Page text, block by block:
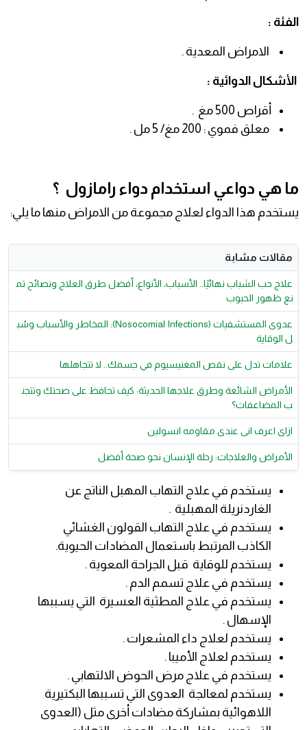
الفئة :
الامراض المعدية .
الأشكال الدوائية :
أقراص 500 مغ .
معلق فموي : 200 مغ/ 5 مل .
ما هي دواعي استخدام دواء رامازول ؟
يستخدم هذا الدواء لعلاج مجموعة من الامراض منها ما يلي:
مقالات مشابة
علاج حب الشباب نهائيًا.. الأسباب، الأنواع، أفضل طرق العلاج ونصائح تم
نع ظهور الحبوب
عدوى المستشفيات (Nosocomial Infections): المخاطر والأسباب وسُب
ل الوقاية
علامات تدل على نقص المغنيسيوم في جسمك.. لا تتجاهلها
الأمراض الشائعة وطرق علاجها الحديثة: كيف تحافظ على صحتك وتتجن
ب المضاعفات؟
ازاى اعرف انى عندى مقاومه انسولين
الأمراض والعلاجات: رحلة الإنسان نحو صحة أفضل
يستخدم في علاج التهاب المهبل الناتج عن
الغاردنريلة المهبلية .
يستخدم في علاج التهاب القولون الغشائي
الكاذب المرتبط باستعمال المضادات الحيوية.
يستخدم للوقاية قبل الجراحة المعوية .
يستخدم في علاج تسمم الدم .
يستخدم في علاج المطثية العسيرة التي يسببها
الإسهال .
يستخدم لعلاج داء المشعرات .
يستخدم لعلاج الأميبا .
يستخدم في علاج مرض الحوض الالتهابي .
يستخدم لمعالجة العدوى التي تسببها البكتيرية
اللاهوائية بمشاركة مضادات أخرى مثل (العدوى